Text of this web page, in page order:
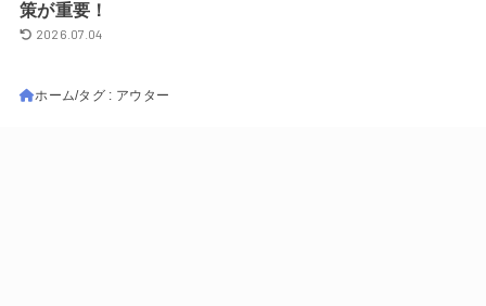
策が重要！
2026.07.04
ホーム タグ : アウター